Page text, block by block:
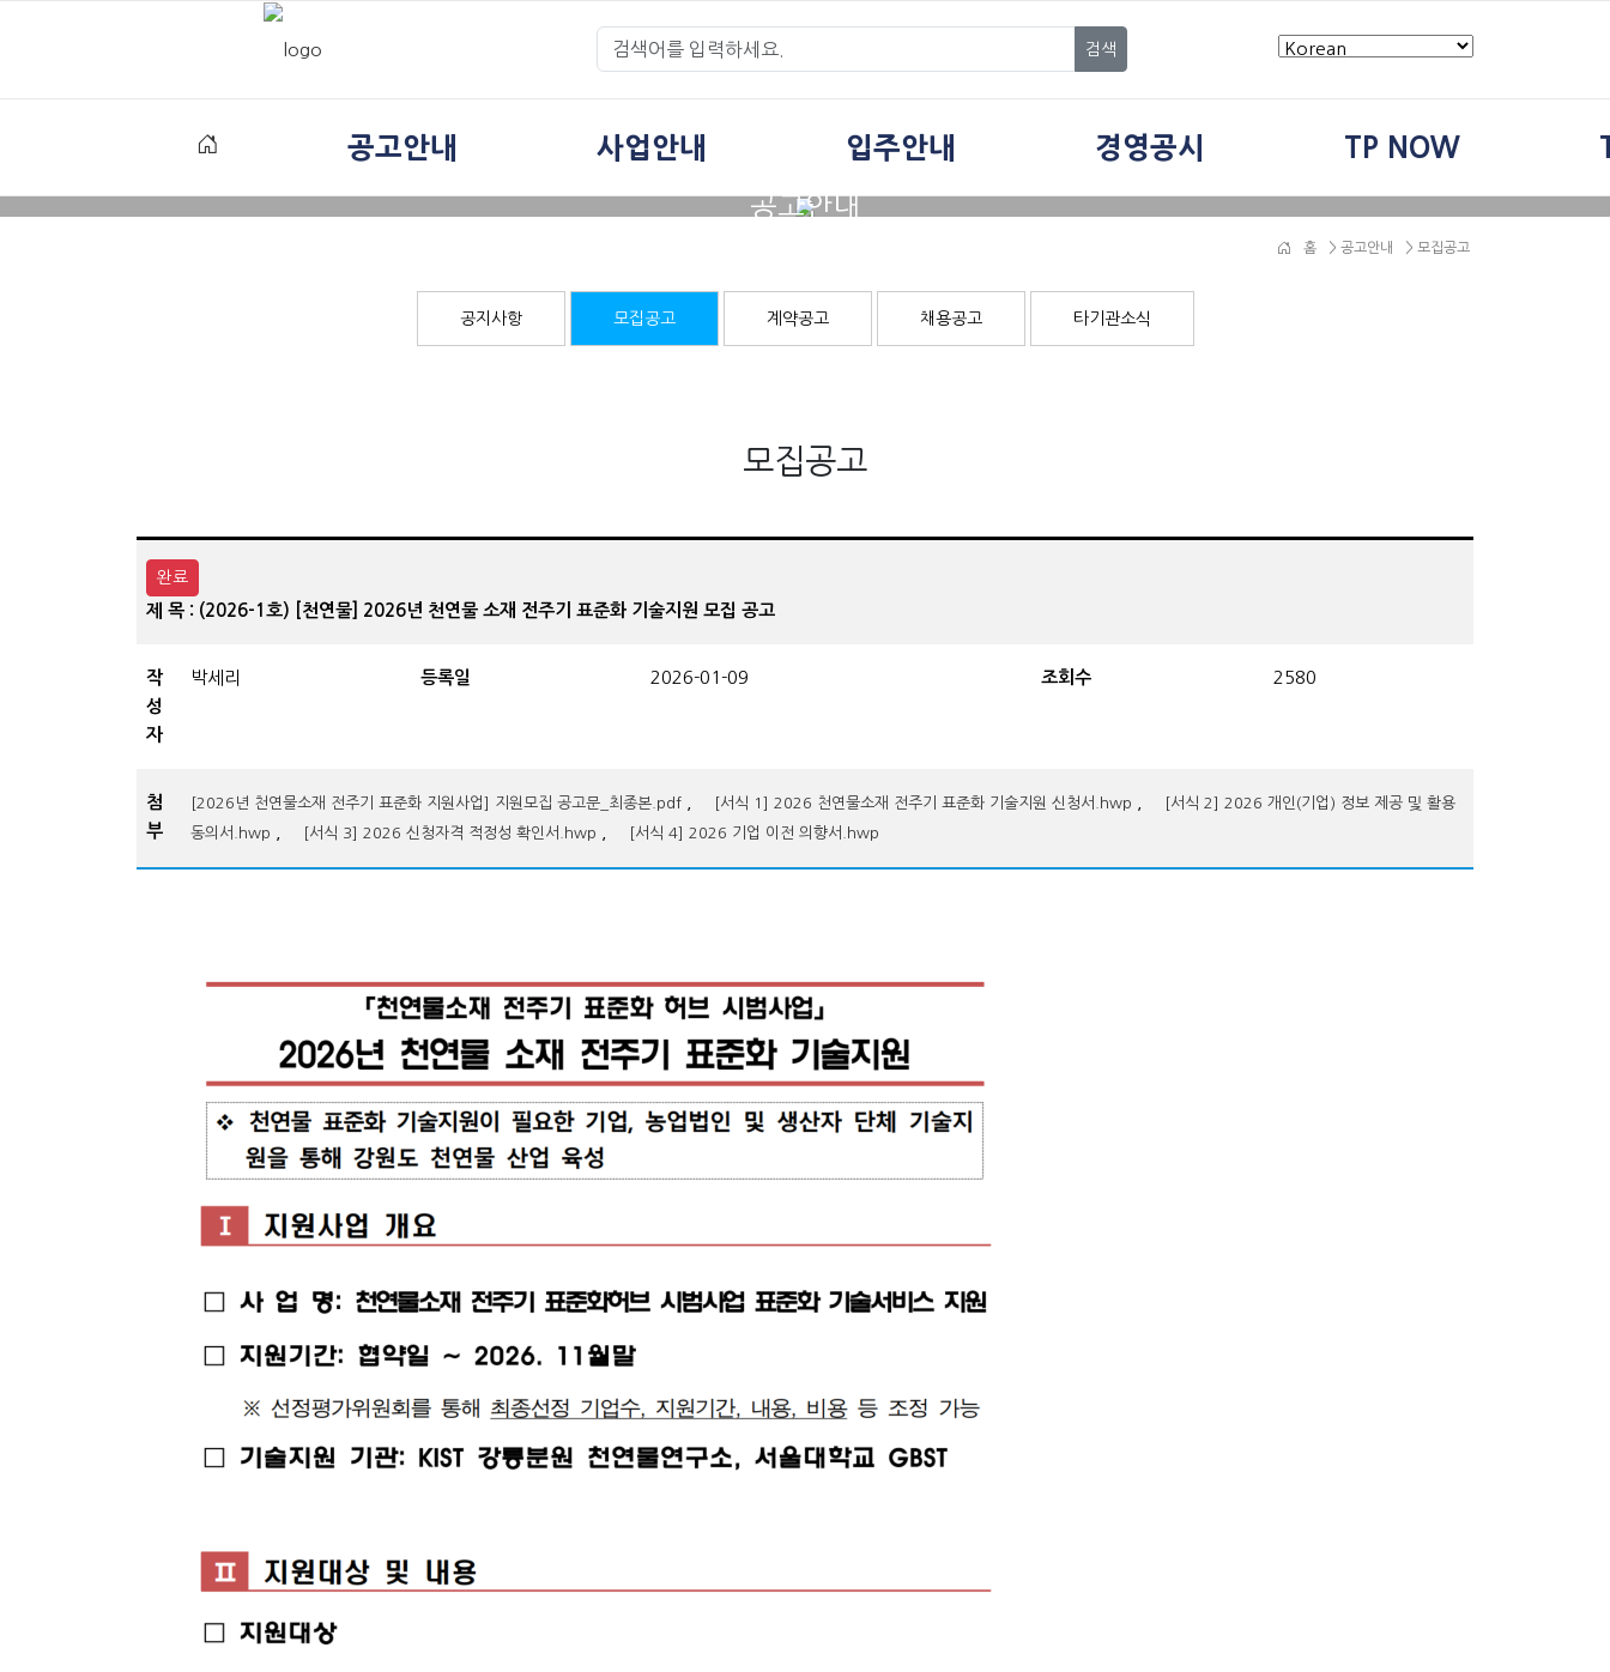
검색
공고안내 사업안내 입주안내 경영공시 TP NOW
공고안내
> 모집공고
> 공고안내
홈
공지사항 모집공고 계약공고 채용공고 타기관소식
모집공고
완료
제 목 : (2026-1호) [천연물] 2026년 천연물 소재 전주기 표준화 기술지원 모집 공고
작
성
자
박세리 등록일 2026-01-09 조회수 2580
첨
부
[2026년 천연물소재 전주기 표준화 지원사업] 지원모집 공고문_최종본.pdf [서식 1] 2026 천연물소재 전주기 표준화 기술지원 신청서.hwp
[서식 2] 2026 개인(기업) 정보 제공 및 활용
동의서.hwp
[서식 3] 2026 신청자격 적정성 확인서.hwp [서식 4] 2026 기업 이전 의향서.hwp